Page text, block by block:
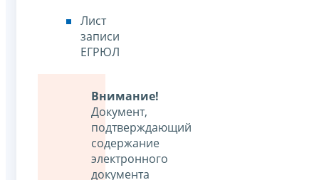
Лист
записи
ЕГРЮЛ
Внимание!
Документ,
подтверждающий
содержание
электронного
документа